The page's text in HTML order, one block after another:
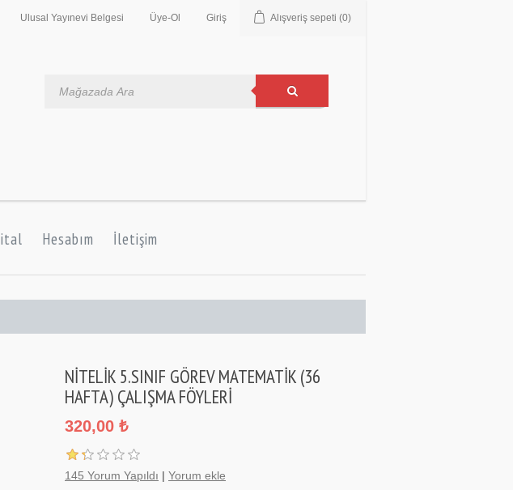
Ulusal Yayınevi Belgesi Üye-Ol Giriş Alışveriş sepeti (0)
Hesabım İletişim
NİTELİK 5.SINIF GÖREV MATEMATİK (36
HAFTA) ÇALIŞMA FÖYLERİ
320,00 ₺
145 Yorum Yapıldı | Yorum ekle